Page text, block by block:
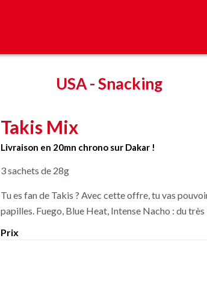
USA-Snacking
Takis Mix
Livraison en 20mn chrono sur Dakar !
3 sachets de 28g
Tu es fan de Takis ? Avec cette offre, tu vas
papilles. Fuego, Blue Heat, Intense Nacho : du
Prix